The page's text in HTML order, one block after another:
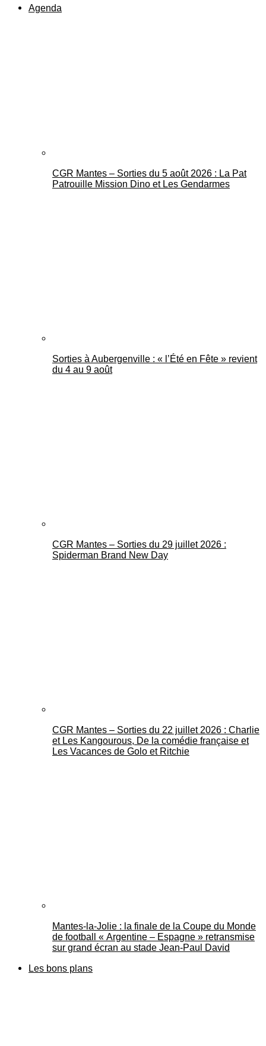
Agenda
CGR Mantes – Sorties du 5 août 2026 : La Pat
Patrouille Mission Dino et Les Gendarmes
Sorties à Aubergenville : « l’Été en Fête » revient
du 4 au 9 août
CGR Mantes – Sorties du 29 juillet 2026 :
Spiderman Brand New Day
CGR Mantes – Sorties du 22 juillet 2026 : Charlie
et Les Kangourous, De la comédie française et
Les Vacances de Golo et Ritchie
Mantes-la-Jolie : la finale de la Coupe du Monde
de football « Argentine – Espagne » retransmise
sur grand écran au stade Jean-Paul David
Les bons plans